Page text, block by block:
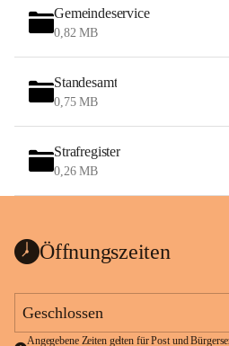
Gemeindeservice
0,82 MB
Standesamt
0,75 MB
Strafregister
0,26 MB
Öffnungszeiten
Geschlossen
Angegebene Zeiten gelten für Post und